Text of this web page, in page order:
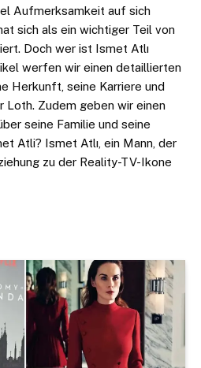
Aufmerksamkeit auf sich
sich als ein wichtiger Teil von
Doch wer ist Ismet Atlı
werfen wir einen detaillierten
Herkunft, seine Karriere und
Loth. Zudem geben wir einen
seine Familie und seine
Atli? Ismet Atlı, ein Mann, der
zu der Reality-TV-Ikone